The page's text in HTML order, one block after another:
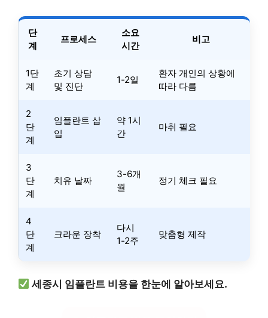
단
계
프로세스
소요
시간
비고
1단
계
초기 상담
및 진단
1-2일
환자 개인의 상황에
따라 다름
2
단
계
임플란트 삽
입
약 1시
간
마취 필요
3
단
계
치유 날짜
3-6개
월
정기 체크 필요
4
단
계
크라운 장착
다시
1-2주
맞춤형 제작
세종시 임플란트 비용을 한눈에 알아보세요.